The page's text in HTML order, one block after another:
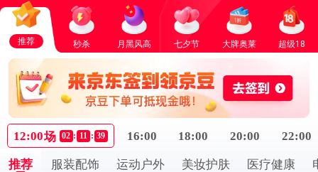
推荐 秒杀 月黑风高 七夕节 大牌奥莱 超级18
12:00场 02 : 11 : 39 16:00 18:00 20:00 22:00
推荐 服装配饰 运动户外 美妆护肤 医疗健康